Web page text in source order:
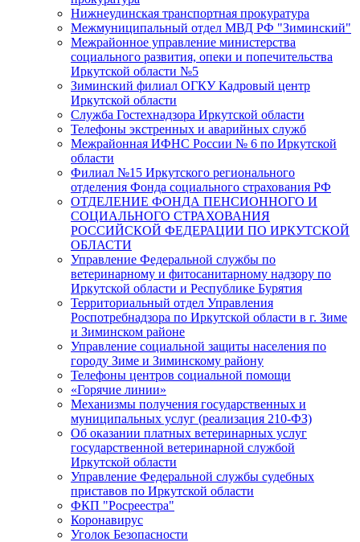
Нижнеудинская транспортная прокуратура
Межмуниципальный отдел МВД РФ "Зиминский"
Межрайонное управление министерства
социального развития, опеки и попечительства
Иркутской области №5
Зиминский филиал ОГКУ Кадровый центр
Иркутской области
Служба Гостехнадзора Иркутской области
Телефоны экстренных и аварийных служб
Межрайонная ИФНС России № 6 по Иркутской
области
Филиал №15 Иркутского регионального
отделения Фонда социального страхования РФ
ОТДЕЛЕНИЕ ФОНДА ПЕНСИОННОГО И
СОЦИАЛЬНОГО СТРАХОВАНИЯ
РОССИЙСКОЙ ФЕДЕРАЦИИ ПО ИРКУТСКОЙ
ОБЛАСТИ
Управление Федеральной службы по
ветеринарному и фитосанитарному надзору по
Иркутской области и Республике Бурятия
Территориальный отдел Управления
Роспотребнадзора по Иркутской области в г. Зиме
и Зиминском районе
Управление социальной защиты населения по
городу Зиме и Зиминскому району
Телефоны центров социальной помощи
«Горячие линии»
Механизмы получения государственных и
муниципальных услуг (реализация 210-ФЗ)
Об оказании платных ветеринарных услуг
государственной ветеринарной службой
Иркутской области
Управление Федеральной службы судебных
приставов по Иркутской области
ФКП "Росреестра"
Коронавирус
Уголок Безопасности